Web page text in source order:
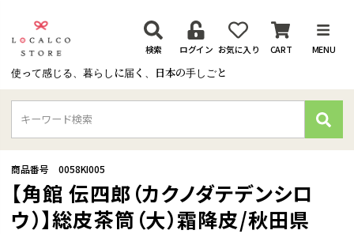
使って感じる、暮らしに届く、日本の手しごと
検索 ログイン お気に入り CART MENU
検
索
【角館 伝四郎（カクノダテデンシロ
ウ）】総皮茶筒（大）霜降皮/秋田県
商品番号 0058KI005